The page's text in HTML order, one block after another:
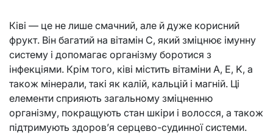
Ківі — це не лише смачний, але й дуже корисний
фрукт. Він багатий на вітамін C, який зміцнює імунну
систему і допомагає організму боротися з
інфекціями. Крім того, ківі містить вітаміни A, E, K, а
також мінерали, такі як калій, кальцій і магній. Ці
елементи сприяють загальному зміцненню
організму, покращують стан шкіри і волосся, а також
підтримують здоров’я серцево-судинної системи.